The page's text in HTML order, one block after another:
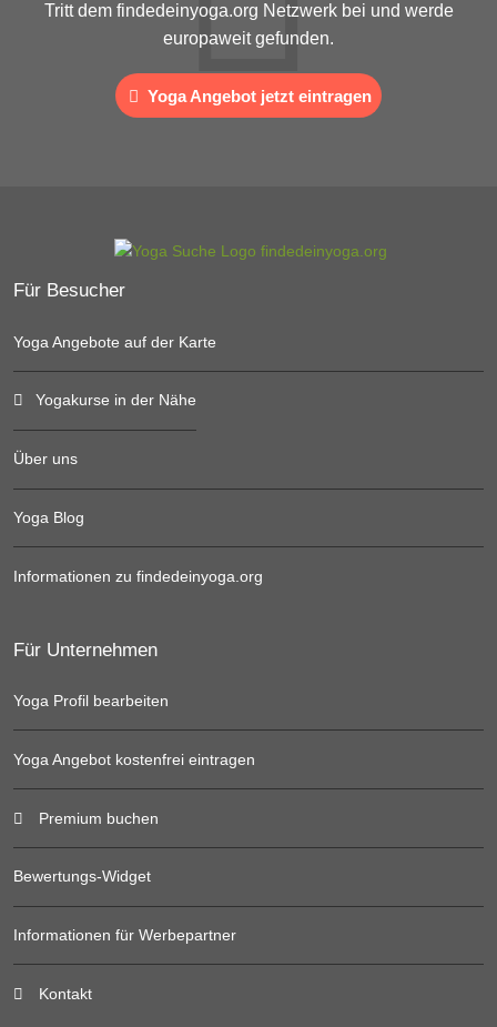
Tritt dem findedeinyoga.org Netzwerk bei und werde
europaweit gefunden.
Yoga Angebot jetzt eintragen
Für Besucher
Yoga Angebote auf der Karte
Yogakurse in der Nähe
Über uns
Yoga Blog
Informationen zu findedeinyoga.org
Für Unternehmen
Yoga Profil bearbeiten
Yoga Angebot kostenfrei eintragen
Premium buchen
Bewertungs-Widget
Informationen für Werbepartner
Kontakt